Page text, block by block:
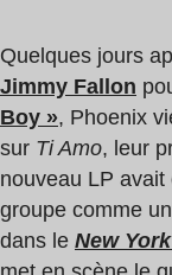
Quelques jours
Jimmy Fallon
Boy », Phoenix
sur Ti Amo, leur
nouveau LP
groupe comme
dans le New